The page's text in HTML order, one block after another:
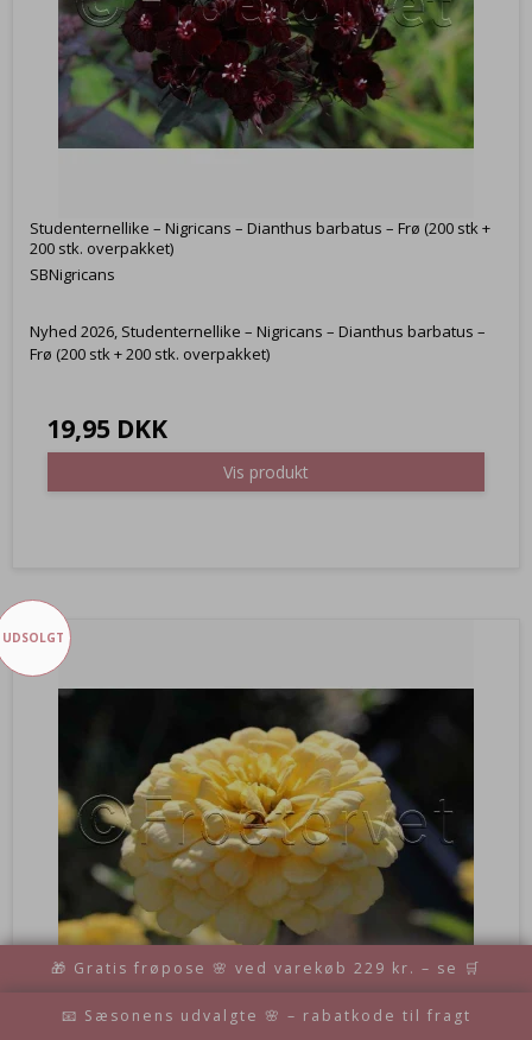
Studenternellike – Nigricans – Dianthus barbatus – Frø (200 stk +
200 stk. overpakket)
SBNigricans
Nyhed 2026, Studenternellike – Nigricans – Dianthus barbatus –
Frø (200 stk + 200 stk. overpakket)
19,95 DKK
Vis produkt
UDSOLGT
🎁 Gratis frøpose 🌸 ved varekøb 229 kr. – se 🛒
📧 Sæsonens udvalgte 🌸 – rabatkode til fragt